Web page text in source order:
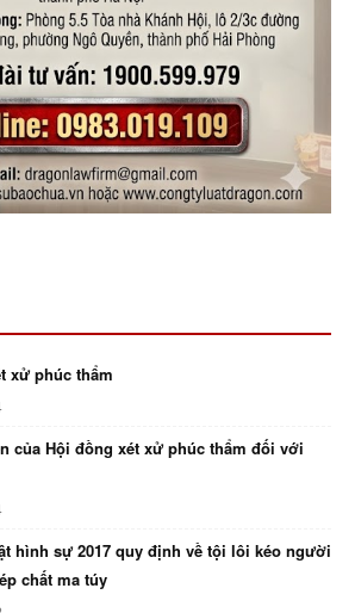
xử phúc thẩm
của Hội đồng xét xử phúc thẩm đối với
hình sự 2017 quy định về tội lôi kéo người
chất ma túy